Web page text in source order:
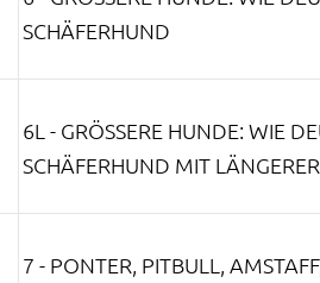
CHÄFERHUND
6L - GRÖSSERE HUNDE: WIE
CHÄFERHUND MIT
7 - PONTER, PITBULL,